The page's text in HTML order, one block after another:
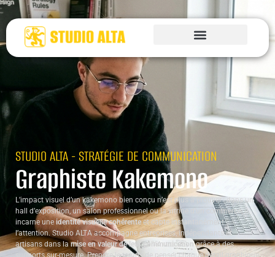
STUDIO ALTA - STRATÉGIE DE COMMUNICATION
Graphiste Kakemono
L’impact visuel d’un kakemono bien conçu n’est plus à prouver : dans un
hall d’exposition, un salon professionnel ou la vitrine d’un commerce, il
incarne une identité visuelle cohérenteet capte instantanément
l’attention. Studio ALTA accompagne entreprises, indépendants et
artisans dans lamise en valeur de leur communicationgrâce à des
supports sur-mesure. Prendre le temps de penser chaque détail graphique